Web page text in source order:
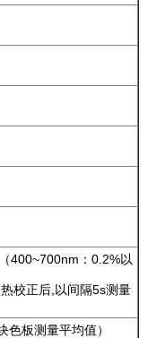
400~700nm：0.2%以
校正后,以间隔5s测量
板测量平均值）